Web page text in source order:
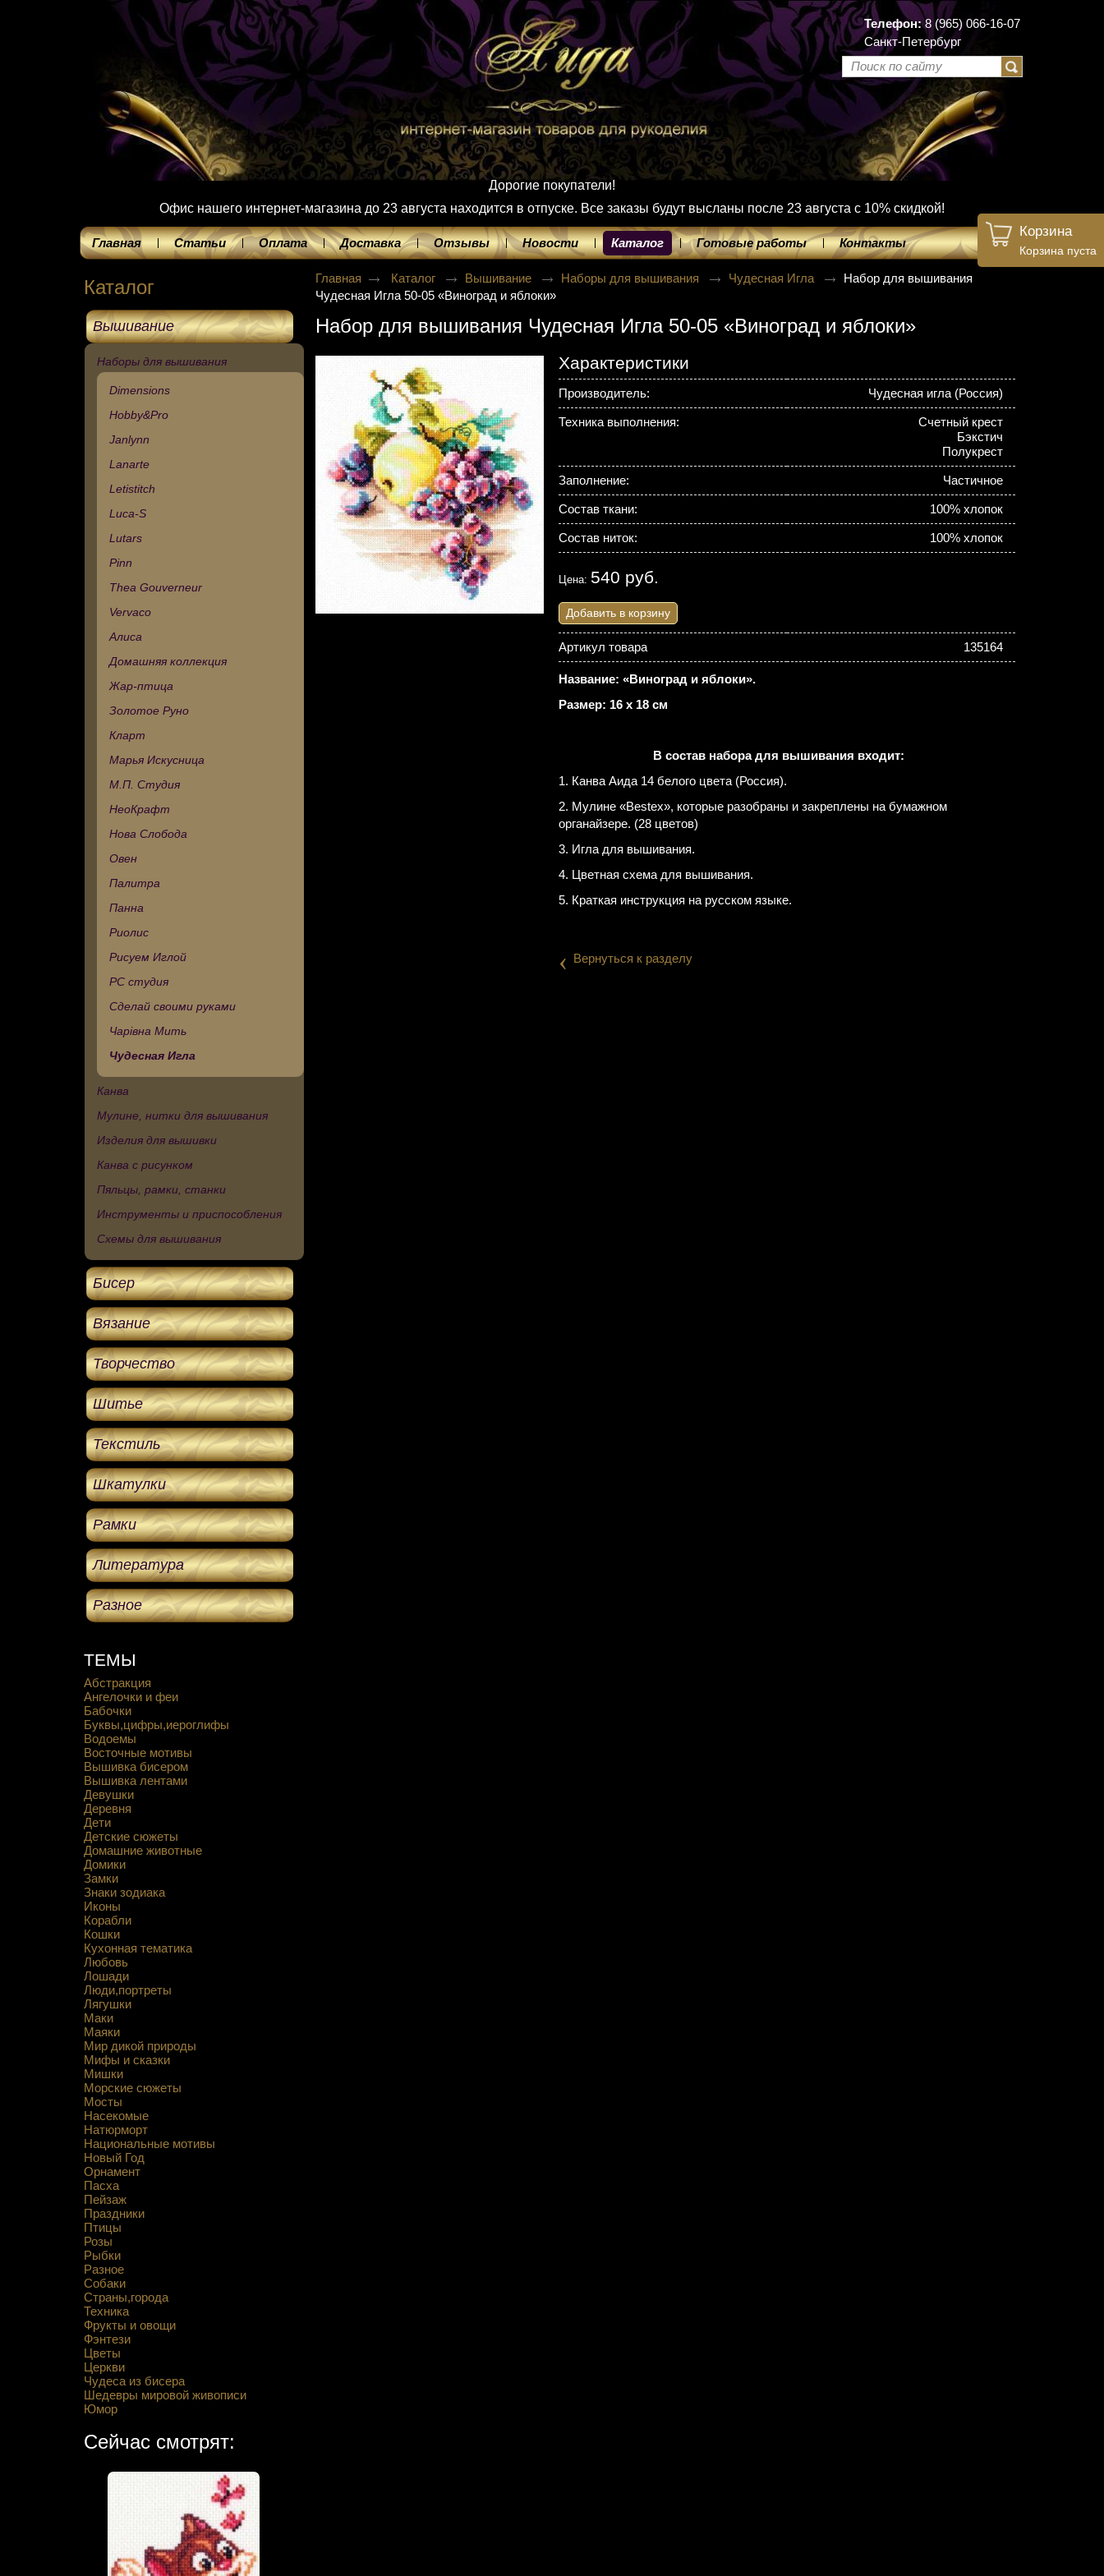
Телефон:8 (965) 066-16-07
Санкт-Петербург
Дорогие покупатели!
Офис нашего интернет-магазина до 23 августа находится в отпуске. Все заказы будут высланы после 23 августа с 10% скидкой!
Главная Статьи Оплата Доставка Отзывы Новости Каталог Готовые работы Контакты
Каталог
Вышивание
Наборы для вышивания
Dimensions
Hobby&Pro
Janlynn
Lanarte
Letistitch
Luca-S
Lutars
Pinn
Thea Gouverneur
Vervaco
Алиса
Домашняя коллекция
Жар-птица
Золотое Руно
Кларт
Марья Искусница
М.П. Студия
НеоКрафт
Нова Слобода
Овен
Палитра
Панна
Риолис
Рисуем Иглой
РС студия
Сделай своими руками
Чарівна Мить
Чудесная Игла
Канва
Мулине, нитки для вышивания
Изделия для вышивки
Канва с рисунком
Пяльцы, рамки, станки
Инструменты и приспособления
Схемы для вышивания
Бисер
Вязание
Творчество
Шитье
Текстиль
Шкатулки
Рамки
Литература
Разное
Корзина
Корзина пуста
ТЕМЫ
Абстракция
Ангелочки и феи
Бабочки
Буквы,цифры,иероглифы
Водоемы
Восточные мотивы
Вышивка бисером
Вышивка лентами
Девушки
Деревня
Дети
Детские сюжеты
Домашние животные
Домики
Замки
Знаки зодиака
Иконы
Корабли
Кошки
Кухонная тематика
Любовь
Лошади
Люди,портреты
Лягушки
Маки
Маяки
Мир дикой природы
Мифы и сказки
Мишки
Морские сюжеты
Мосты
Насекомые
Натюрморт
Национальные мотивы
Новый Год
Орнамент
Пасха
Пейзаж
Праздники
Птицы
Розы
Рыбки
Разное
Собаки
Страны,города
Техника
Фрукты и овощи
Фэнтези
Цветы
Церкви
Чудеса из бисера
Шедевры мировой живописи
Юмор
Сейчас смотрят:
Главная Каталог Вышивание Наборы для вышивания Чудесная Игла
Набор для вышивания
Чудесная Игла 50-05 «Виноград и яблоки»
Набор для вышивания Чудесная Игла 50-05 «Виноград и яблоки»
Характеристики
Производитель: Чудесная игла (Россия)
Техника выполнения:
Счетный крест
Бэкстич
Полукрест
Заполнение: Частичное
Состав ткани: 100% хлопок
Состав ниток: 100% хлопок
Цена: 540 руб.
Добавить в корзину
Артикул товара 135164
Название: «Виноград и яблоки».
Размер: 16 х 18 см
В состав набора для вышивания входит:
1. Канва Аида 14 белого цвета (Россия).
2. Мулине «Веsteх», которые разобраны и закреплены на бумажном
органайзере. (28 цветов)
3. Игла для вышивания.
4. Цветная схема для вышивания.
5. Краткая инструкция на русском языке.
‹ Вернуться к разделу